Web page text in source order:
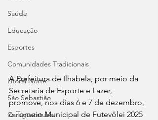
Saúde
Educação
Esportes
Comunidades Tradicionais
Litoral Norte
São Sebastião
Caraguatatuba
A Prefeitura de Ilhabela, por meio da
Secretaria de Esporte e Lazer,
promove, nos dias 6 e 7 de dezembro,
o Torneio Municipal de Futevôlei 2025